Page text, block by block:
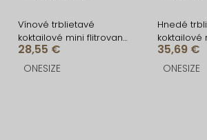
Vínové trblietavé
koktailové mini flitrované
šaty QOREMI
28,55 €
ONESIZE
Hnedé
koktailové
šaty QOREMI
35,69 €
ONESIZE